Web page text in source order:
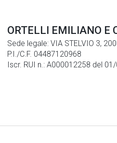
ORTELLI EMILIANO E
Sede legale: VIA STELVIO 3,
P.I./C.F. 04487120968
Iscr. RUI n.: A000012258 del